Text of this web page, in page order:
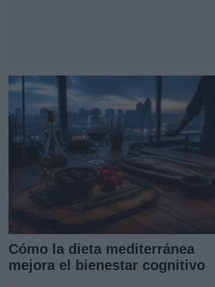
Cómo la dieta mediterránea
mejora el bienestar cognitivo